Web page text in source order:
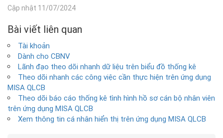
Cập nhật 11/07/2024
Bài viết liên quan
Tài khoản
Dành cho CBNV
Lãnh đạo theo dõi nhanh dữ liệu trên biểu đồ thống kê
Theo dõi nhanh các công việc cần thực hiện trên ứng dụng
MISA QLCB
Theo dõi báo cáo thống kê tình hình hồ sơ cán bộ nhân viên
trên ứng dụng MISA QLCB
Xem thông tin cá nhân hiển thị trên ứng dụng MISA QLCB